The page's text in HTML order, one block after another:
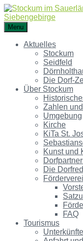
Menu
Aktuelles
Stockum
Seidfeld
Die Dorf-
Über Stockum
Zahlen
Umgebung
Kirche
KiTa St.
Kunst und
Die
FAQ
Tourismus
Unterkünfte